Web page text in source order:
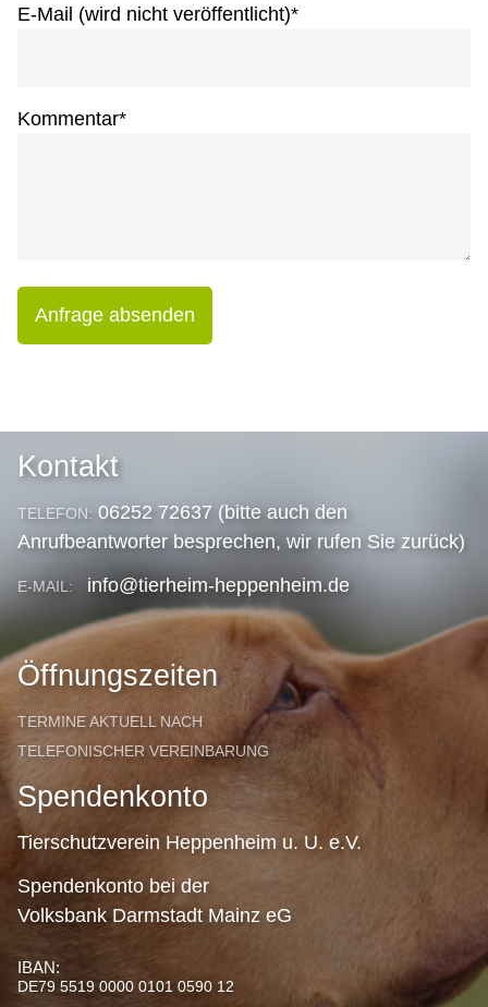
E-Mail (wird nicht veröffentlicht)*
Kommentar*
Anfrage absenden
Kontakt
TELEFON: 06252 72637 (bitte auch den
Anrufbeantworter besprechen, wir rufen Sie zurück)
E-MAIL: info@tierheim-heppenheim.de
Öffnungszeiten
TERMINE AKTUELL NACH
TELEFONISCHER VEREINBARUNG
Spendenkonto
Tierschutzverein Heppenheim u. U. e.V.
Spendenkonto bei der
Volksbank Darmstadt Mainz eG
IBAN:
DE79 5519 0000 0101 0590 12